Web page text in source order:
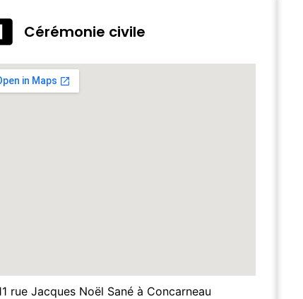
Cérémonie civile
rue Jacques Noël Sané à Concarneau